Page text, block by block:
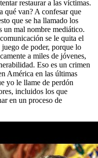
restaurar a las víctimas.
qué van? A confesar que
que se ha llamado los
un mal nombre mediático.
se le quita el
de poder, porque lo
a miles de jóvenes,
Eso es un crimen
América en las últimas
yo le llame de perdón
incluidos los que
en un proceso de